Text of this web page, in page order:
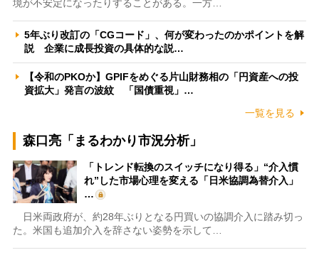
境が不安定になったりすることがある。一方…
5年ぶり改訂の「CGコード」、何が変わったのかポイントを解
説 企業に成長投資の具体的な説…
【令和のPKOか】GPIFをめぐる片山財務相の「円資産への投
資拡大」発言の波紋 「国債重視」…
一覧を見る
森口亮「まるわかり市況分析」
「トレンド転換のスイッチになり得る」“介入慣
れ”した市場心理を変える「日米協調為替介入」
…
日米両政府が、約28年ぶりとなる円買いの協調介入に踏み切っ
た。米国も追加介入を辞さない姿勢を示して…